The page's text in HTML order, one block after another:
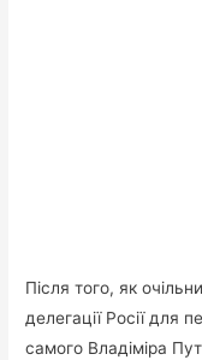
Після того, як
делегації Росії для
самого Владіміра